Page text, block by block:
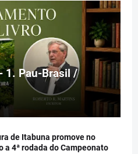
1. Pau-Brasil /
de Itabuna promove no
a 4ª rodada do Campeonato